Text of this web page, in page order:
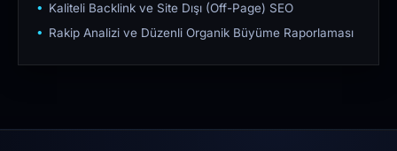
Kaliteli Backlink ve Site Dışı (Off-Page) SEO
Rakip Analizi ve Düzenli Organik Büyüme Raporlaması